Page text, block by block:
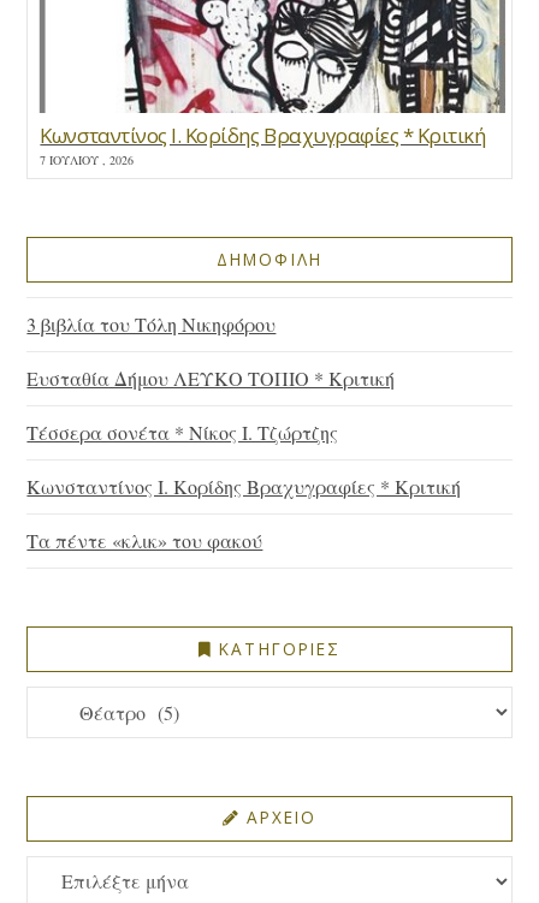
Κωνσταντίνος Ι. Κορίδης Βραχυγραφίες * Κριτική
7 ΙΟΥΛΊΟΥ , 2026
ΔΗΜΟΦΙΛΗ
3 βιβλία του Τόλη Νικηφόρου
Ευσταθία Δήμου ΛΕΥΚΟ ΤΟΠΙΟ * Κριτική
Τέσσερα σονέτα * Νίκος Ι. Τζώρτζης
Κωνσταντίνος Ι. Κορίδης Βραχυγραφίες * Κριτική
Τα πέντε «κλικ» του φακού
ΚΑΤΗΓΟΡΙΕΣ
ΚΑΤΗΓΟΡΙΕΣ
ΑΡΧΕΙΟ
ΑΡΧΕΙΟ